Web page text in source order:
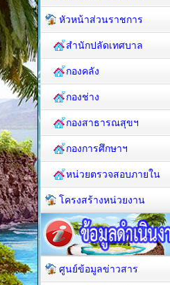
หัวหน้าส่วนราชการ
สำนักปลัดเทศบาล
กองคลัง
กองช่าง
กองสาธารณสุขฯ
กองการศึกษาฯ
หน่วยตรวจสอบภายใน
โครงสร้างหน่วยงาน
ศูนย์ข้อมูลข่าวสาร